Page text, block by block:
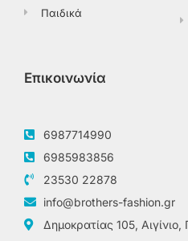
Παιδικά
Επικοινωνία
6987714990
6985983856
23530 22878
info@brothers-fashion.gr
Δημοκρατίας 105, Αιγίνιο,